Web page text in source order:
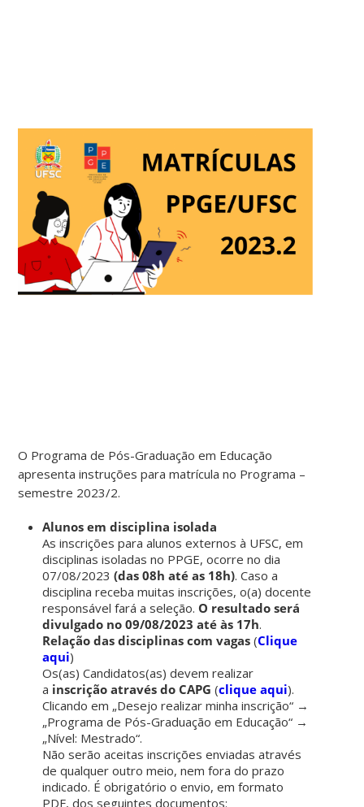
O Programa de Pós-Graduação em Educação
apresenta instruções para matrícula no Programa –
semestre 2023/2.
Alunos em disciplina isolada
As inscrições para alunos externos à UFSC, em
disciplinas isoladas no PPGE, ocorre no dia
07/08/2023(das 08h até as 18h). Caso a
disciplina receba muitas inscrições, o(a) docente
responsável fará a seleção. O resultado será
divulgado no 09/08/2023 até às 17h.
Relação das disciplinas com vagas (Clique
aqui)
Os(as) Candidatos(as) devem realizar
a inscrição através do CAPG (clique aqui).
Clicando em „Desejo realizar minha inscrição“ →
„Programa de Pós-Graduação em Educação“ →
„Nível: Mestrado“.
Não serão aceitas inscrições enviadas através
de qualquer outro meio, nem fora do prazo
indicado. É obrigatório o envio, em formato
PDF, dos seguintes documentos: